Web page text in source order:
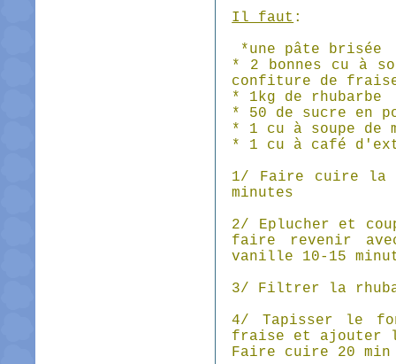
Il faut :
*une pâte brisée
* 2 bonnes cu à
confiture de
* 1kg de rhubarbe
* 50 de sucre en
* 1 cu à soupe de
* 1 cu à café
1/ Faire cuire la
minutes
2/ Eplucher et
faire revenir
vanille 10-15
3/ Filtrer la
4/ Tapisser le
fraise et ajouter
Faire cuire 20